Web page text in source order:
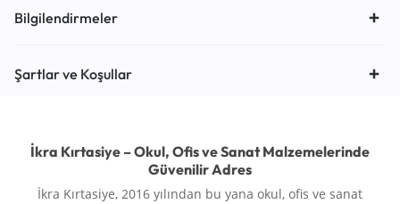
Bilgilendirmeler
Şartlar ve Koşullar
İkra Kırtasiye – Okul, Ofis ve Sanat Malzemelerinde
Güvenilir Adres
İkra Kırtasiye, 2016 yılından bu yana okul, ofis ve sanat